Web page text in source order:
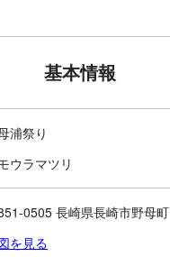
基本情報
浦祭り
ウラマツリ
0505 長崎県長崎市野母町
を見る